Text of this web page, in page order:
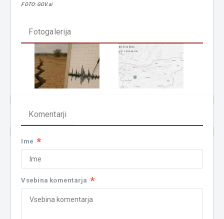
FOTO: GOV.si
Fotogalerija
Komentarji
Ime *
Vsebina komentarja *